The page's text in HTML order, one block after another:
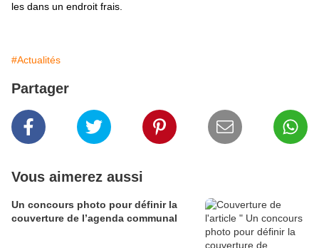
les dans un endroit frais.
#Actualités
Partager
Vous aimerez aussi
Un concours photo pour définir la
couverture de l’agenda communal